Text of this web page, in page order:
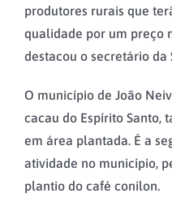
produtores rurais que
qualidade por um preço
destacou o secretário da
O município de João
cacau do Espírito Santo,
em área plantada. É a
atividade no município,
plantio do café conilon.